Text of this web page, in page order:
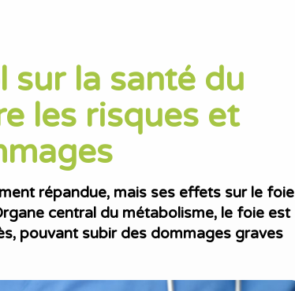
sur la santé du
les risques et
répandue, mais ses effets sur le foie
central du métabolisme, le foie est
pouvant subir des dommages graves